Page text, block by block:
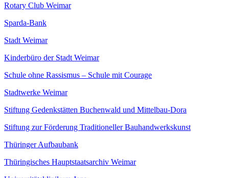
Rotary Club Weimar
Sparda-Bank
Stadt Weimar
Kinderbüro der Stadt Weimar
Schule ohne Rassismus – Schule mit Courage
Stadtwerke Weimar
Stiftung Gedenkstätten Buchenwald und Mittelbau-Dora
Stiftung zur Förderung Traditioneller Bauhandwerkskunst
Thüringer Aufbaubank
Thüringisches Hauptstaatsarchiv Weimar